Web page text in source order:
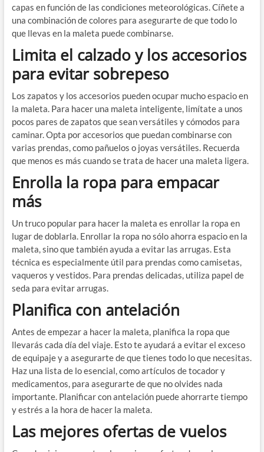
capas en función de las condiciones meteorológicas. Cíñete a
una combinación de colores para asegurarte de que todo lo
que llevas en la maleta puede combinarse.
Limita el calzado y los accesorios
para evitar sobrepeso
Los zapatos y los accesorios pueden ocupar mucho espacio en
la maleta. Para hacer una maleta inteligente, limítate a unos
pocos pares de zapatos que sean versátiles y cómodos para
caminar. Opta por accesorios que puedan combinarse con
varias prendas, como pañuelos o joyas versátiles. Recuerda
que menos es más cuando se trata de hacer una maleta ligera.
Enrolla la ropa para empacar
más
Un truco popular para hacer la maleta es enrollar la ropa en
lugar de doblarla. Enrollar la ropa no sólo ahorra espacio en la
maleta, sino que también ayuda a evitar las arrugas. Esta
técnica es especialmente útil para prendas como camisetas,
vaqueros y vestidos. Para prendas delicadas, utiliza papel de
seda para evitar arrugas.
Planifica con antelación
Antes de empezar a hacer la maleta, planifica la ropa que
llevarás cada día del viaje. Esto te ayudará a evitar el exceso
de equipaje y a asegurarte de que tienes todo lo que necesitas.
Haz una lista de lo esencial, como artículos de tocador y
medicamentos, para asegurarte de que no olvides nada
importante. Planificar con antelación puede ahorrarte tiempo
y estrés a la hora de hacer la maleta.
Las mejores ofertas de vuelos